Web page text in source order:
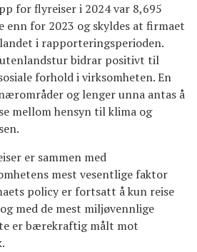
for flyreiser i 2024 var 8,695
enn for 2023 og skyldes at firmaet
i rapporteringsperioden.
bidrar positivt til
forhold i virksomheten. En
og lenger unna antas å
mellom hensyn til klima og
er sammen med
mest vesentlige faktor
policy er fortsatt å kun reise
med de mest miljøvennlige
er bærekraftig målt mot